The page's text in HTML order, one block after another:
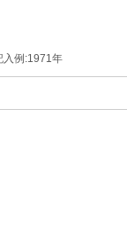
入例:1971年